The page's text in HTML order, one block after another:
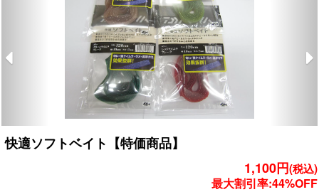
快適ソフトベイト【特価商品】
1,100円(税込)
最大割引率:44%OFF